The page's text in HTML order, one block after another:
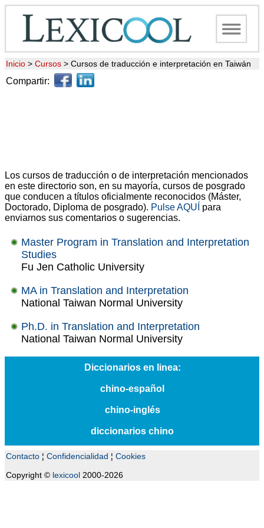
Inicio > Cursos > Cursos de traducción e interpretación en Taiwán
Compartir:
Los cursos de traducción o de interpretación mencionados
en este directorio son, en su mayoría, cursos de posgrado
que conducen a títulos oficialmente reconocidos (Máster,
Doctorado, Diploma de posgrado). Pulse AQUÍ para
enviarnos sus comentarios o sugerencias.
Master Program in Translation and Interpretation
Studies
Fu Jen Catholic University
MA in Translation and Interpretation
National Taiwan Normal University
Ph.D. in Translation and Interpretation
National Taiwan Normal University
Diccionarios en linea:
chino-español
chino-inglés
diccionarios chino
Contacto ¦ Confidencialidad ¦ Cookies
Copyright © lexicool 2000-2026